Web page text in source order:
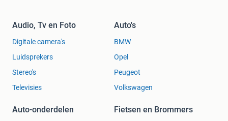
Audio, Tv en Foto
Digitale camera's
Luidsprekers
Stereo's
Televisies
Auto's
BMW
Opel
Peugeot
Volkswagen
Auto-onderdelen Fietsen en Brommers